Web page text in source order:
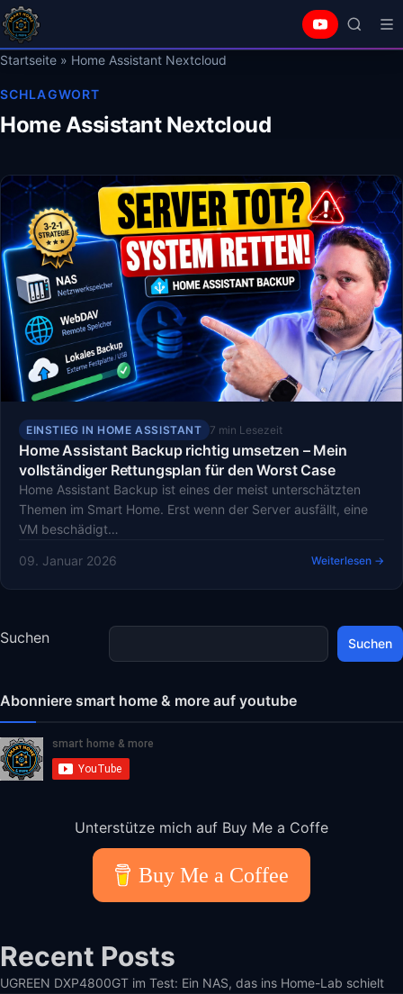
Startseite » Home Assistant Nextcloud
SCHLAGWORT
Home Assistant Nextcloud
EINSTIEG IN HOME ASSISTANT 7 min Lesezeit
Home Assistant Backup richtig umsetzen – Mein
vollständiger Rettungsplan für den Worst Case
Home Assistant Backup ist eines der meist unterschätzten
Themen im Smart Home. Erst wenn der Server ausfällt, eine
VM beschädigt…
09. Januar 2026 Weiterlesen →
Suchen Suchen
Abonniere smart home & more auf youtube
Unterstütze mich auf Buy Me a Coffe
Buy Me a Coffee
Recent Posts
UGREEN DXP4800GT im Test: Ein NAS, das ins Home-Lab schielt